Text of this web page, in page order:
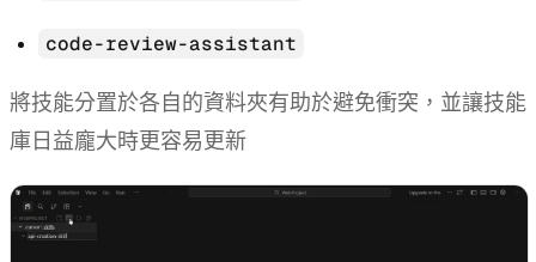
code-review-assistant
將技能分置於各自的資料夾有助於避免衝突，並讓技能
庫日益龐大時更容易更新